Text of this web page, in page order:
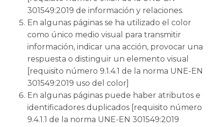
301549:2019 de información y relaciones.
En algunas páginas se ha utilizado el color
como único medio visual para transmitir
información, indicar una acción, provocar una
respuesta o distinguir un elemento visual
[requisito número 9.1.4.1 de la norma UNE-EN
301549:2019 uso del color]
En algunas páginas puede haber atributos e
identificadores duplicados [requisito número
9.4.1.1 de la norma UNE-EN 301549:2019